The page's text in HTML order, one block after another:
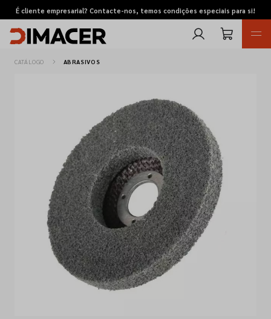
É cliente empresarial? Contacte-nos, temos condições especiais para si!
Pedidos de cotação
Favoritos
CATÁLOGO ABRASIVOS